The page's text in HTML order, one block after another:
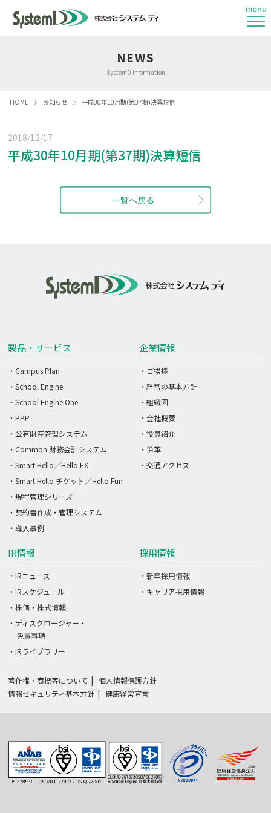
menu
NEWS
SystemD Information
HOME お知らせ 平成30年10月期(第37期)決算短信
2018/12/17
平成30年10月期(第37期)決算短信
製品・サービス
・Campus Plan
・School Engine
・School Engine One
・PPP
・公有財産管理システム
・Common 財務会計システム
・Smart Hello／Hello EX
・Smart Hello チケット／Hello Fun
・規程管理シリーズ
・契約書作成・管理システム
・導入事例
IR情報
・IRニュース
・IRスケジュール
・株価・株式情報
・ディスクロージャー・
免責事項
・IRライブラリー
採用情報
・新卒採用情報
・キャリア採用情報
企業情報
・ご挨拶
・経営の基本方針
・組織図
・会社概要
・役員紹介
・沿革
・交通アクセス
著作権・商標等について
個人情報保護方針
情報セキュリティ基本方針
健康経営宣言